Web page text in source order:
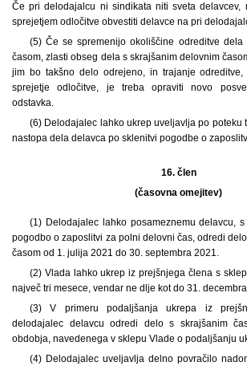
Če pri delodajalcu ni sindikata niti sveta delavcev,
sprejetjem odločitve obvestiti delavce na pri
(5) Če se spremenijo okoliščine odreditve dela
časom, zlasti obseg dela s skrajšanim delovnim
jim bo takšno delo odrejeno, in trajanje
sprejetje odločitve, je treba opraviti novo
odstavka.
(6) Delodajalec lahko ukrep uveljavlja po poteku
nastopa dela delavca po sklenitvi pogodbe o
16. člen
(časovna omejitev)
(1) Delodajalec lahko posameznemu delavcu,
pogodbo o zaposlitvi za polni delovni čas, odredi
časom od 1. julija 2021 do 30. septembra 2021.
(2) Vlada lahko ukrep iz prejšnjega člena s
največ tri mesece, vendar ne dlje kot do 31.
(3) V primeru podaljšanja ukrepa iz
delodajalec delavcu odredi delo s skrajšanim
obdobja, navedenega v sklepu Vlade o podaljšanju
(4) Delodajalec uveljavlja delno povračilo